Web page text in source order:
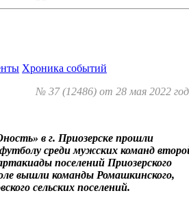
Хроника событий
№ 37 (12486) от 28 мая 2022
в г. Приозерске прошли
среди мужских команд
поселений Приозерского
вышли команды Ромашкинского,
сельских поселений.